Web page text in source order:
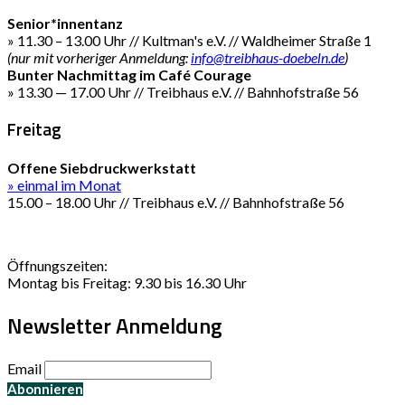
Senior*innentanz
» 11.30 – 13.00 Uhr // Kultman's e.V. // Waldheimer Straße 1
(nur mit vorheriger Anmeldung: info@treibhaus-doebeln.de)
Bunter Nachmittag im Café Courage
» 13.30 — 17.00 Uhr // Treibhaus e.V. // Bahnhofstraße 56
Freitag
Offene Siebdruckwerkstatt
» einmal im Monat
15.00 – 18.00 Uhr // Treibhaus e.V. // Bahnhofstraße 56
Öffnungszeiten:
Montag bis Freitag: 9.30 bis 16.30 Uhr
Newsletter Anmeldung
Email